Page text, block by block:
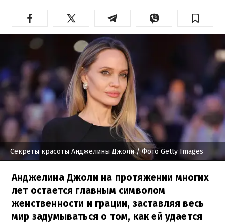
Секреты красоты Анджелины Джоли/ Фото Getty Images
Анджелина Джоли на протяжении многих
лет остается главным символом
женственности и грации, заставляя весь
мир задумываться о том, как ей удается